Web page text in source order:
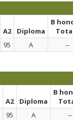
A2 Diploma
B
95 A --
A2 Diploma
B
95 A --